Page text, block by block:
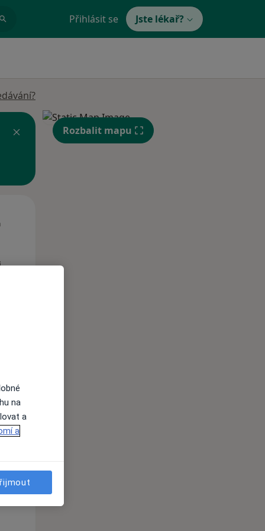
Přihlásit se Jste lékař?
Rozbalit mapu
na
a
a